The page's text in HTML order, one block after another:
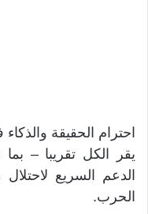
احترام الحقيقة
يقر الكل تقريبا –
الدعم السريع
الحرب.